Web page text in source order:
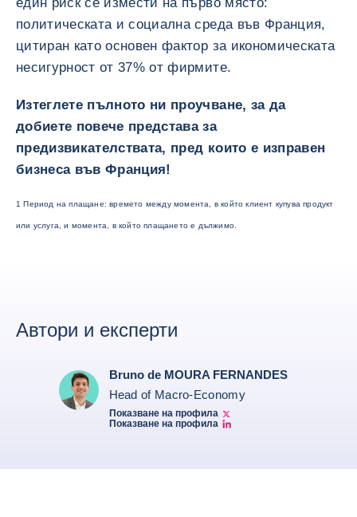
политическата и социална среда във Франция,
цитиран като основен фактор за икономическата
несигурност от 37% от фирмите.
Изтеглете пълното ни проучване, за да
добиете повече представа за
предизвикателствата, пред които е изправен
бизнеса във Франция!
1 Период на плащане: времето между момента, в който клиент купува продукт
или услуга, и момента, в който плащането е дължимо.
Автори и експерти
Bruno de MOURA FERNANDES
Head of Macro-Economy
Показване на профила
Twitter Bruno Fernandes
Показване на профила
Bruno de Moura Fernandes linkedin